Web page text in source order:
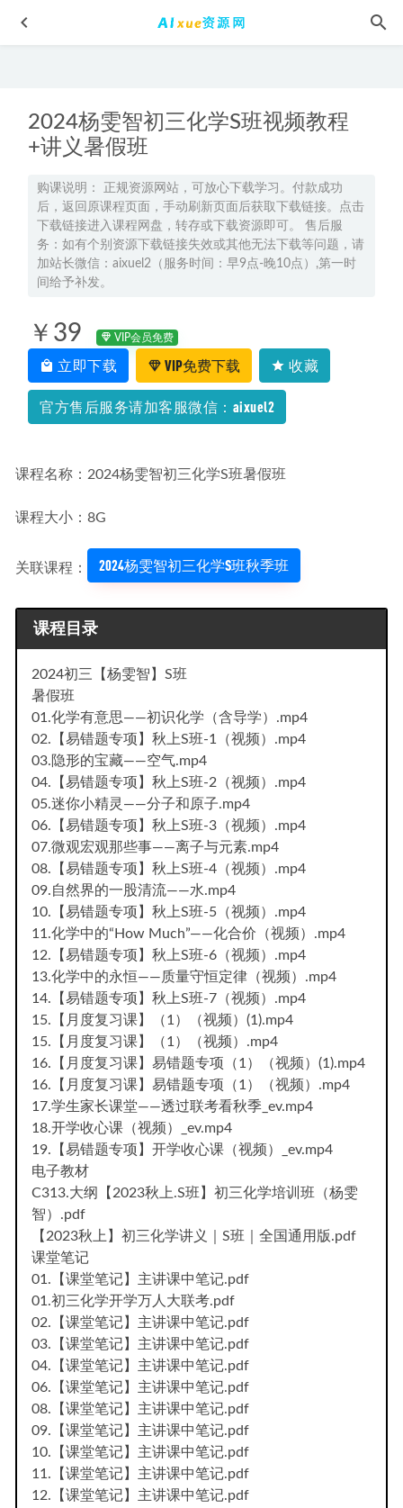
2024杨雯智初三化学S班视频教程
+讲义暑假班
购课说明： 正规资源网站，可放心下载学习。付款成功
后，返回原课程页面，手动刷新页面后获取下载链接。点击
下载链接进入课程网盘，转存或下载资源即可。 售后服
务：如有个别资源下载链接失效或其他无法下载等问题，请
加站长微信：aixuel2（服务时间：早9点-晚10点）,第一时
间给予补发。
￥39 VIP会员免费
立即下载 VIP免费下载 收藏
官方售后服务请加客服微信：aixuel2
课程名称：2024杨雯智初三化学S班暑假班
课程大小：8G
关联课程： 2024杨雯智初三化学S班秋季班
课程目录
2024初三【杨雯智】S班
暑假班
01.化学有意思——初识化学（含导学）.mp4
02.【易错题专项】秋上S班-1（视频）.mp4
03.隐形的宝藏——空气.mp4
04.【易错题专项】秋上S班-2（视频）.mp4
05.迷你小精灵——分子和原子.mp4
06.【易错题专项】秋上S班-3（视频）.mp4
07.微观宏观那些事——离子与元素.mp4
08.【易错题专项】秋上S班-4（视频）.mp4
09.自然界的一股清流——水.mp4
10.【易错题专项】秋上S班-5（视频）.mp4
11.化学中的“How Much”——化合价（视频）.mp4
12.【易错题专项】秋上S班-6（视频）.mp4
13.化学中的永恒——质量守恒定律（视频）.mp4
14.【易错题专项】秋上S班-7（视频）.mp4
15.【月度复习课】（1）（视频）(1).mp4
15.【月度复习课】（1）（视频）.mp4
16.【月度复习课】易错题专项（1）（视频）(1).mp4
16.【月度复习课】易错题专项（1）（视频）.mp4
17.学生家长课堂——透过联考看秋季_ev.mp4
18.开学收心课（视频）_ev.mp4
19.【易错题专项】开学收心课（视频）_ev.mp4
电子教材
C313.大纲【2023秋上.S班】初三化学培训班（杨雯
智）.pdf
【2023秋上】初三化学讲义｜S班｜全国通用版.pdf
课堂笔记
01.【课堂笔记】主讲课中笔记.pdf
01.初三化学开学万人大联考.pdf
02.【课堂笔记】主讲课中笔记.pdf
03.【课堂笔记】主讲课中笔记.pdf
04.【课堂笔记】主讲课中笔记.pdf
06.【课堂笔记】主讲课中笔记.pdf
08.【课堂笔记】主讲课中笔记.pdf
09.【课堂笔记】主讲课中笔记.pdf
10.【课堂笔记】主讲课中笔记.pdf
11.【课堂笔记】主讲课中笔记.pdf
12.【课堂笔记】主讲课中笔记.pdf
教你从0打造电商平台前端开发教程，百度网盘资源打包下
2021-09-30
2026年姜婷婷高三物理网课教程二轮复习寒春班 2026-03-31
雍正登基有声小说[全72集](播音——小胖_晟焕)百度网盘资源
高中生物网课猿辅导2023张鹏高三生物s一轮复习视频教程
+讲义（暑假班+秋季班） 2022-11-27
2025张亚柔高二语文a+下学期春季班 2025-02-27